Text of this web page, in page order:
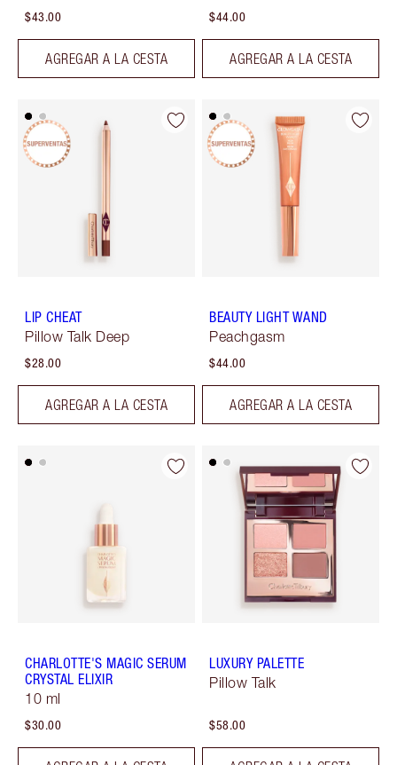
$43.00
AGREGAR A LA CESTA
$44.00
AGREGAR A LA CESTA
LIP CHEAT
Pillow Talk Deep
$28.00
AGREGAR A LA CESTA
BEAUTY LIGHT WAND
Peachgasm
$44.00
AGREGAR A LA CESTA
CHARLOTTE'S MAGIC SERUM
CRYSTAL ELIXIR
10 ml
$30.00
LUXURY PALETTE
Pillow Talk
$58.00